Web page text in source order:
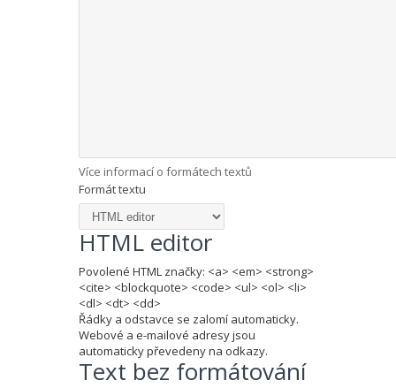
Více informací o formátech textů
Formát textu
HTML editor
Povolené HTML značky: <a> <em> <strong>
<cite> <blockquote> <code> <ul> <ol> <li>
<dl> <dt> <dd>
Řádky a odstavce se zalomí automaticky.
Webové a e-mailové adresy jsou
automaticky převedeny na odkazy.
Text bez formátování